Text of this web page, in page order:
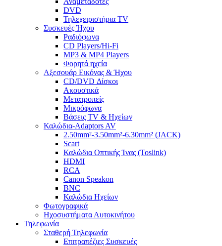
DVD
Τηλεχειριστήρια TV
Συσκευές Ήχου
Ραδιόφωνα
CD Players/Hi-Fi
MP3 & MP4 Players
Φορητά ηχεία
Αξεσουάρ Εικόνας & Ήχου
CD/DVD Δίσκοι
Ακουστικά
Μετατροπείς
Μικρόφωνα
Βάσεις TV & Ηχείων
Καλώδια-Adaptors AV
2.50mm²-3.50mm²-6.30mm² (JACK)
Scart
Καλώδια Οπτικής Ίνας (Toslink)
HDMI
RCA
Canon Speakon
BNC
Καλώδια Ηχείων
Φωτογραφικά
Ηχοσυστήματα Αυτοκινήτου
Τηλεφωνία
Σταθερή Τηλεφωνία
Επιτραπέζιες Συσκευές